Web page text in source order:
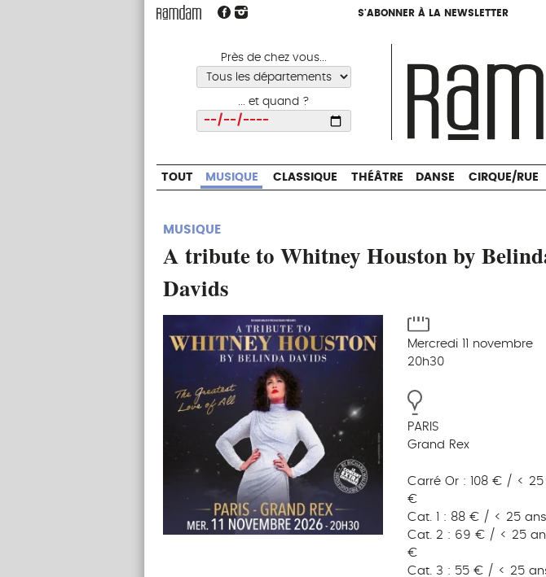
S'ABONNER À LA NEWSLETTER
Près de chez vous...
... et quand ?
S'ABONNER À LA NEWSLETTER
TOUT MUSIQUE CLASSIQUE THÉÂTRE DANSE CIRQUE/RUE
MUSIQUE
A tribute to Whitney Houston by
Davids
Mercredi 11 novembre
20h30
PARIS
Grand Rex
Carré Or : 108 € / <
€
Cat. 1 : 88 € / < 25
Cat. 2 : 69 € / < 25
€
Cat. 3 : 55 € / < 25